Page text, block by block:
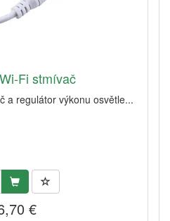
Fi stmívač
a regulátor výkonu osvětle...
€